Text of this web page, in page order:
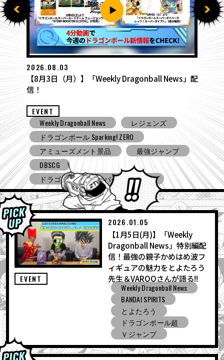
2026.08.03
【8月3日（月）】「Weekly Dragonball News」配
信！
EVENT
Weekly Dragonball News
レジェンズ
ドラゴンボール Sparking! ZERO
アミューズメント景品
最強ジャンプ
DBSCG
ドラゴンボールスーパーダイバーズ
ドラゴンボール ゼノバース３
EVENT
2026.01.05
【1月5日(月)】「Weekly
Dragonball News」特別編配
信！最強の親子かめはめ波フ
ィギュアの魅力をとよたろう
先生＆VAROQさんが語る!!
Weekly Dragonball News
BANDAI SPIRITS
とよたろう
ドラゴンボール超
Ｖジャンプ